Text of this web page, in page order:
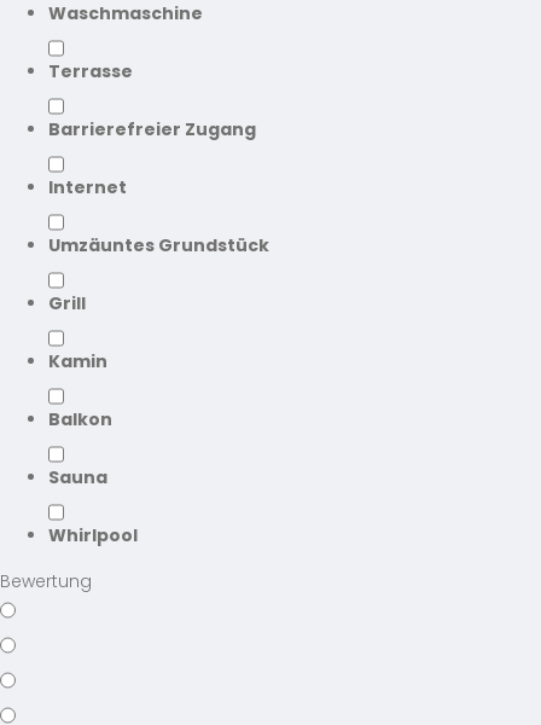
Waschmaschine
Terrasse
Barrierefreier Zugang
Internet
Umzäuntes Grundstück
Grill
Kamin
Balkon
Sauna
Whirlpool
Bewertung